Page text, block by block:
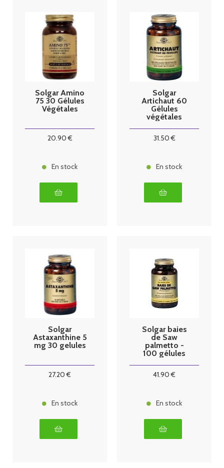
Solgar Amino
75 30 Gélules
Végétales
20.90€
En stock
Solgar
Artichaut 60
Gélules
végétales
31.50€
En stock
Solgar
Astaxanthine 5
mg 30 gelules
27.20 €
En stock
Solgar baies
de Saw
palmetto -
100 gélules
41.90 €
En stock